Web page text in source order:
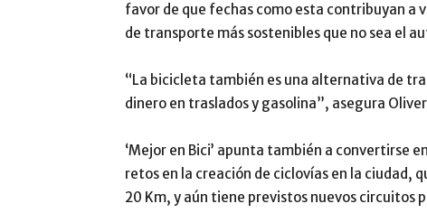
favor de que fechas como esta contribuyan a
de transporte más sostenibles que no sea el
“La bicicleta también es una alternativa de
dinero en traslados y gasolina”, asegura
‘Mejor en Bici’ apunta también a convertirse
retos en la creación de ciclovías en la ciudad,
20 Km, y aún tiene previstos nuevos circuitos